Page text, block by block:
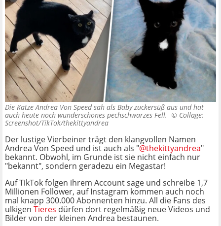
Die Katze Andrea Von Speed sah als Baby zuckersüß aus und hat
auch heute noch wunderschönes pechschwarzes Fell. © Collage:
Screenshot/TikTok/thekittyandrea
Der lustige Vierbeiner trägt den klangvollen Namen
Andrea Von Speed und ist auch als "@thekittyandrea"
bekannt. Obwohl, im Grunde ist sie nicht einfach nur
"bekannt", sondern geradezu ein Megastar!
Auf TikTok folgen ihrem Account sage und schreibe 1,7
Millionen Follower, auf Instagram kommen auch noch
mal knapp 300.000 Abonnenten hinzu. All die Fans des
ulkigen Tieres dürfen dort regelmäßig neue Videos und
Bilder von der kleinen Andrea bestaunen.